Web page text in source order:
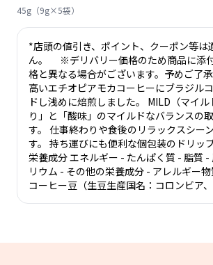
45g（9g×5袋）
*店頭の値引き、ポイント、クーポン等は
ん。 ※デリバリー価格のため商品に添
格と異なる場合がございます。予めご了
高いエチオピアモカコーヒーにブラジル
ドし浅めに焙煎しました。 MILD（マイ
り」と「酸味」のマイルドなバランスの
す。 仕事終わりや食後のリラックスシー
す。 持ち運びにも便利な個包装のドリッ
栄養成分 エネルギー - たんぱく質 - 脂質 -
リウム - その他の栄養成分 - アレルギー
コーヒー豆（生豆生産国名：コロンビア、